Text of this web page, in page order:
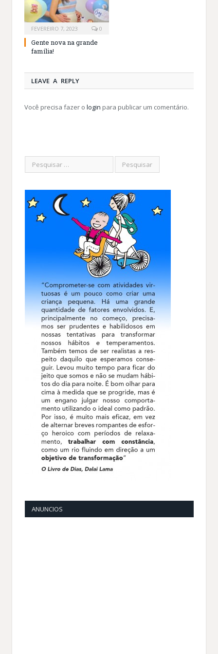
FEVEREIRO 7, 2023 0
Gente nova na grande
família!
LEAVE A REPLY
Você precisa fazer o login para publicar um comentário.
ANUNCIOS